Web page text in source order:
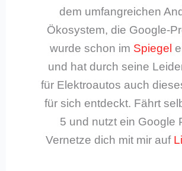
dem umfangreichen
Ökosystem, die Google-
wurde schon im Spiegel
und hat durch seine
für Elektroautos auch
für sich entdeckt. Fährt
5 und nutzt ein Google
Vernetze dich mit mir auf